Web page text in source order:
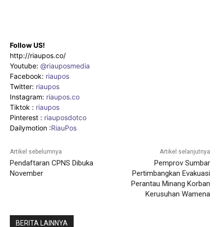
Follow US!
http://riaupos.co/
Youtube: @riauposmedia
Facebook: riaupos
Twitter: riaupos
Instagram: riaupos.co
Tiktok : riaupos
Pinterest : riauposdotco
Dailymotion :RiauPos
Artikel sebelumnya
Pendaftaran CPNS Dibuka
November
Artikel selanjutnya
Pemprov Sumbar
Pertimbangkan Evakuasi
Perantau Minang Korban
Kerusuhan Wamena
BERITA LAINNYA